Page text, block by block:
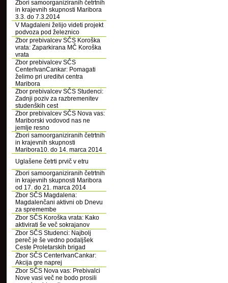
Zbori samoorganiziranih četrtnih
in krajevnih skupnosti Maribora
3.3. do 7.3.2014
V Magdaleni želijo videti projekt
podvoza pod železnico
Zbor prebivalcev SČS Koroška
vrata: Zaparkirana MČ Koroška
vrata
Zbor prebivalcev SČS
CenterIvanCankar: Pomagati
želimo pri ureditvi centra
Maribora
Zbor prebivalcev SČS Studenci:
Zadnji poziv za razbremenitev
studenških cest
Zbor prebivalcev SČS Nova vas:
Mariborski vodovod nas ne
jemlje resno
Zbori samoorganiziranih četrtnih
in krajevnih skupnosti
Maribora10. do 14. marca 2014
Uglašene četrti prvič v etru
Zbori samoorganiziranih četrtnih
in krajevnih skupnosti Maribora
od 17. do 21. marca 2014
Zbor SČS Magdalena:
Magdalenčani aktivni ob Dnevu
za spremembe
Zbor SČS Koroška vrata: Kako
aktivirati še več sokrajanov
Zbor SČS Studenci: Najbolj
pereč je še vedno podaljšek
Ceste Proletarskih brigad
Zbor SČS CenterIvanCankar:
Akcija gre naprej
Zbor SČS Nova vas: Prebivalci
Nove vasi več ne bodo prosili